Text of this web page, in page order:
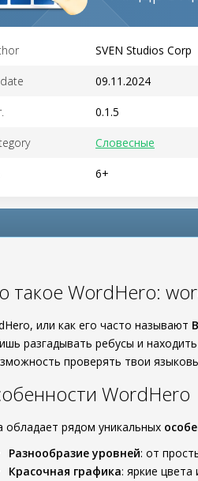
SVEN Studios Corp
09.11.2024
0.1.5
Словесные
6+
такое WordHero:
или как его часто называют
разгадывать ребусы и
проверять твои
WordHero
обладает рядом уникальных
Разнообразие уровней: от
Красочная графика: яркие